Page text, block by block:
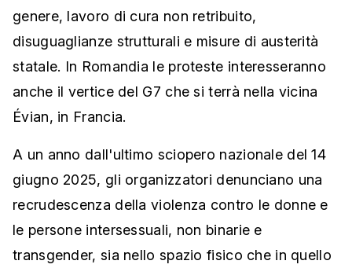
genere, lavoro di cura non retribuito,
disuguaglianze strutturali e misure di austerità
statale. In Romandia le proteste interesseranno
anche il vertice del G7 che si terrà nella vicina
Évian, in Francia.
A un anno dall'ultimo sciopero nazionale del 14
giugno 2025, gli organizzatori denunciano una
recrudescenza della violenza contro le donne e
le persone intersessuali, non binarie e
transgender, sia nello spazio fisico che in quello